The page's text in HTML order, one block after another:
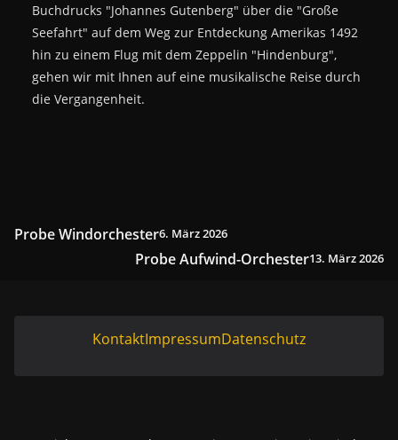
Buchdrucks "Johannes Gutenberg" über die "Große
Seefahrt" auf dem Weg zur Entdeckung Amerikas 1492
hin zu einem Flug mit dem Zeppelin "Hindenburg",
gehen wir mit Ihnen auf eine musikalische Reise durch
die Vergangenheit.
Probe Windorchester6. März 2026
Probe Aufwind-Orchester13. März 2026
KontaktImpressumDatenschutz